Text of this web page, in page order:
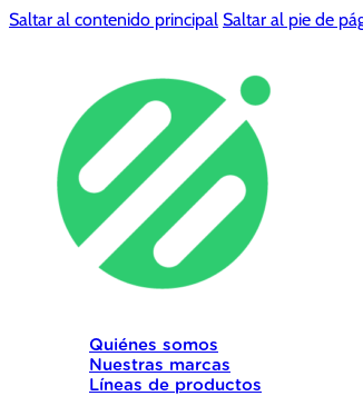
Saltar al contenido principal Saltar al pie de
Quiénes somos
Nuestras marcas
Líneas de productos